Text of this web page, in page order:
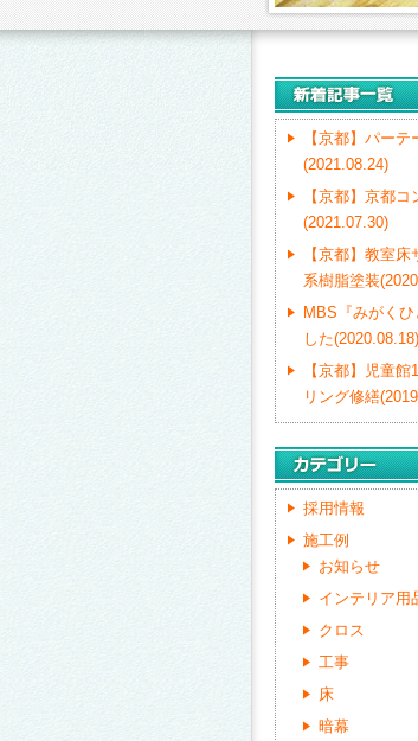
【京都】パー
(2021.08.24)
【京都】京都
(2021.07.30)
【京都】教室
系樹脂塗装
MBS『みがく
した(2020.08.18)
【京都】児童
リング修繕
採用情報
施工例
お知らせ
インテリア用
クロス
工事
床
暗幕